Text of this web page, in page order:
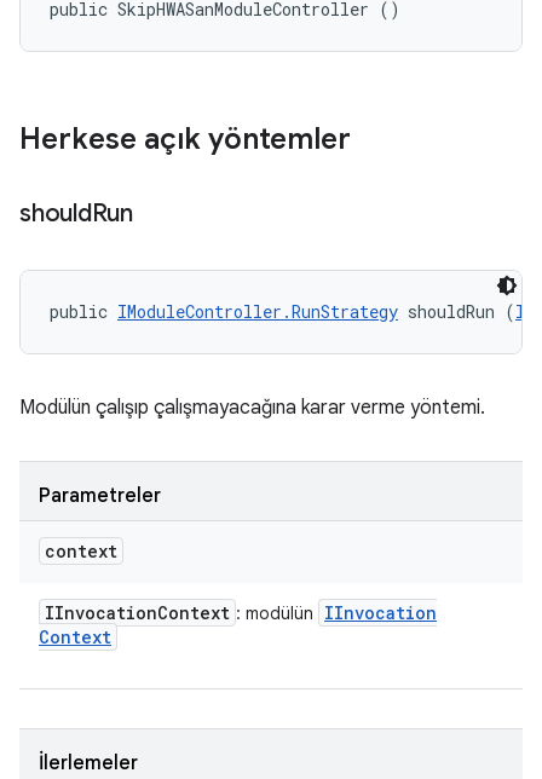
public SkipHWASanModuleController ()
Herkese açık yöntemler
shouldRun
public IModuleController.RunStrategy shouldRun (
Modülün çalışıp çalışmayacağına karar verme yöntemi.
Parametreler
context
IInvocationContext : modülün
IInvocation
Context
İlerlemeler